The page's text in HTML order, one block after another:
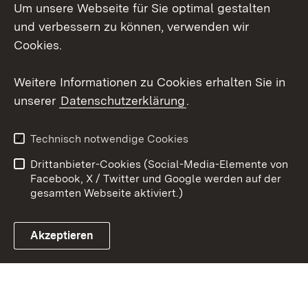
Social Wall
Link zum Landesportal
Barrierefreiheit
Benutzungshinweise
Impressum
Cookies
Um unsere Webseite für Sie optimal gestalten
und verbessern zu können, verwenden wir
Cookies.
Weitere Informationen zu Cookies erhalten Sie in
unserer Datenschutzerklärung.
Technisch notwendige Cookies
Drittanbieter-Cookies (Social-Media-Elemente von
Facebook, X / Twitter und Google werden auf der
gesamten Webseite aktiviert.)
Akzeptieren